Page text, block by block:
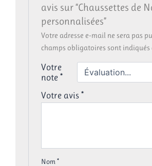
avis sur “Chaussettes de
personnalisées”
Votre adresse e-mail ne sera pas
champs obligatoires sont indiqués
Votre
note*
Votre avis*
Nom*